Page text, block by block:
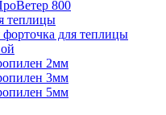
800
теплицы
для теплицы
2мм
3мм
5мм